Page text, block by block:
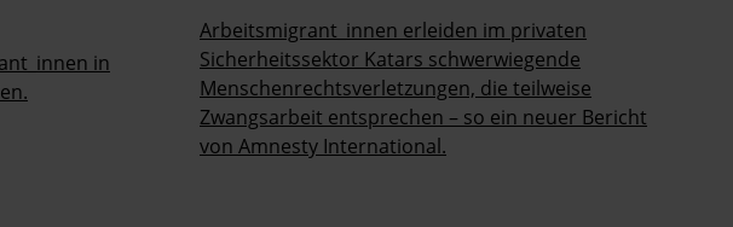
in
­Arbeitsmigrant_innen erleiden im privaten
Sicherheitssektor Katars schwerwiegende
Menschenrechtsverletzungen, die teilweise
Zwangsarbeit entsprechen – so ein neuer Bericht
von Amnesty International.